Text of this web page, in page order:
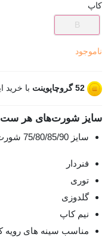
کاپ
B
ناموجود
52گروچاپوینت با
سایز شورت‌های هر
سایز 75/80/85/90 شورت فری سایز
فنردار
توری
گلدوزی
نیم کاپ
مناسب سینه های رویه